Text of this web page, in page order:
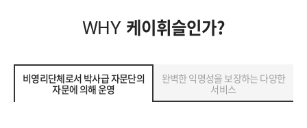
WHY 케이휘슬인가?
비영리단체로서 박사급 자문단의
자문에 의해 운영
완벽한 익명성을 보장하는 다양한
서비스